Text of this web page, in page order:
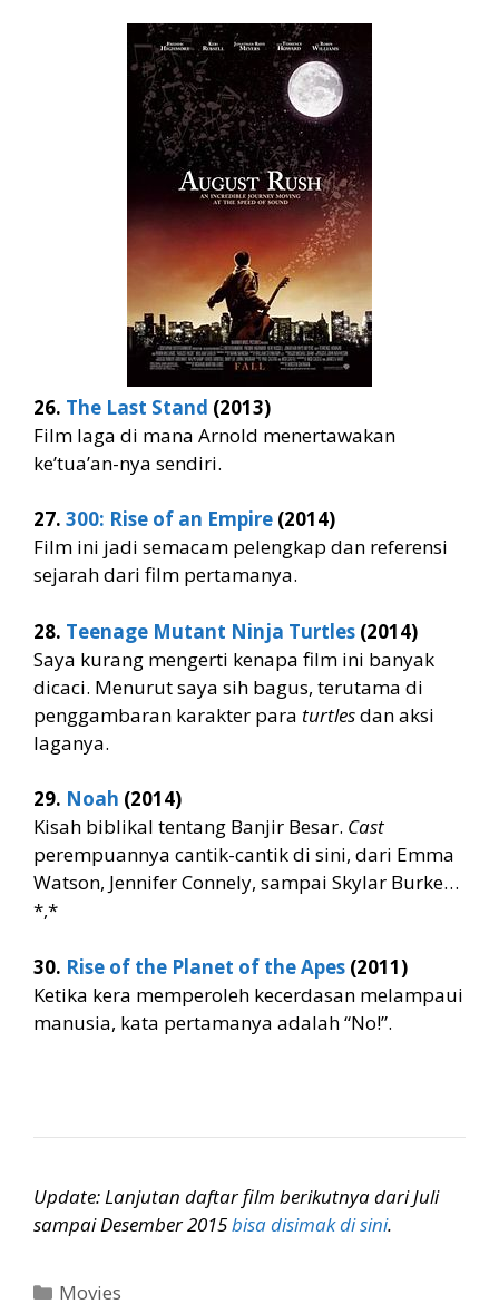
26. The Last Stand (2013)
Film laga di mana Arnold menertawakan
ke’tua’an-nya sendiri.
27. 300: Rise of an Empire (2014)
Film ini jadi semacam pelengkap dan referensi
sejarah dari film pertamanya.
28. Teenage Mutant Ninja Turtles (2014)
Saya kurang mengerti kenapa film ini banyak
dicaci. Menurut saya sih bagus, terutama di
penggambaran karakter para turtlesdan aksi
laganya.
29. Noah (2014)
Kisah biblikal tentang Banjir Besar. Cast
perempuannya cantik-cantik di sini, dari Emma
Watson, Jennifer Connely, sampai Skylar Burke…
*,*
30. Rise of the Planet of the Apes (2011)
Ketika kera memperoleh kecerdasan melampaui
manusia, kata pertamanya adalah “No!”.
Update: Lanjutan daftar film berikutnya dari Juli
sampai Desember 2015bisa disimak di sini.
Categories
Movies